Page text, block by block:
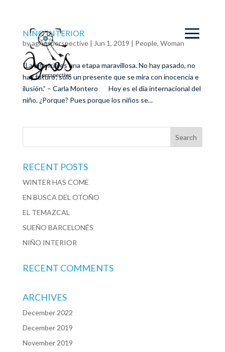
NIÑO INTERIOR
byagnesperspective| Jun 1, 2019 | People, Woman
“La infancia es una etapa maravillosa. No hay pasado, no
hay futuro; sólo un presente que se mira con inocencia e
ilusión.” – Carla Montero Hoy es el día internacional del
niño. ¿Porque? Pues porque los niños se...
RECENT POSTS
WINTER HAS COME
EN BUSCA DEL OTOÑO
EL TEMAZCAL
SUEÑO BARCELONÉS
NIÑO INTERIOR
RECENT COMMENTS
ARCHIVES
December 2022
December 2019
November 2019